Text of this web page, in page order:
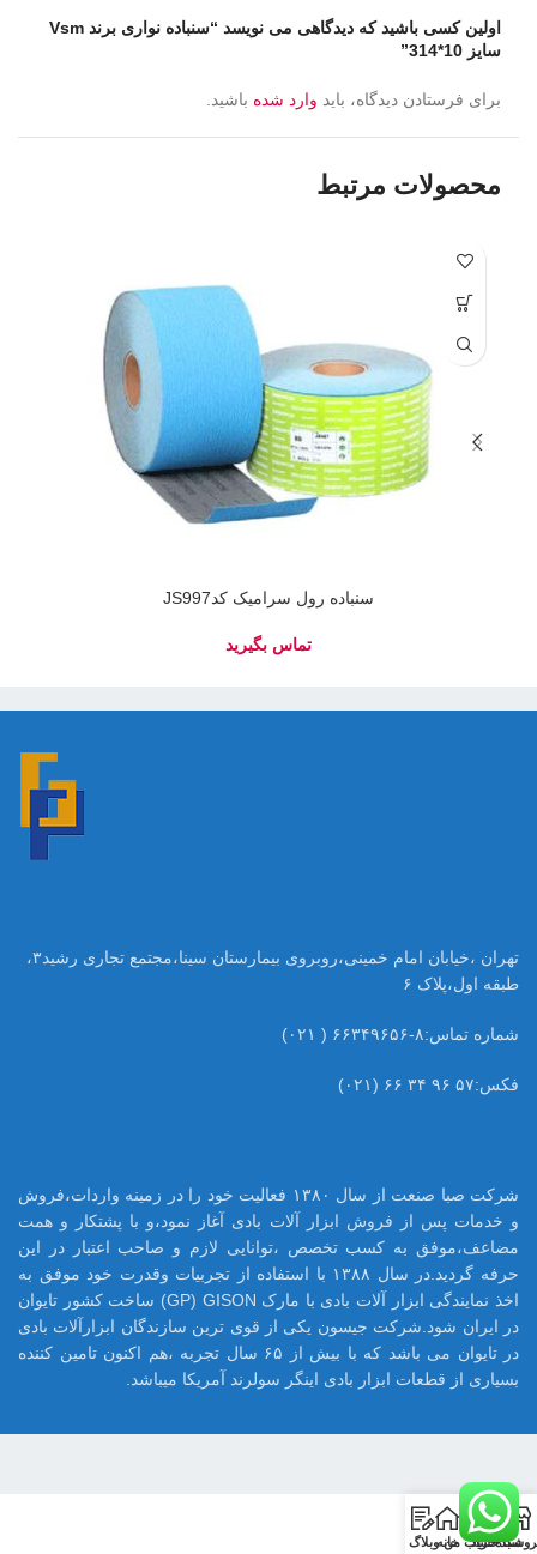
اولین کسی باشید که دیدگاهی می نویسد “سنباده نواری برند Vsm
سایز 10*314”
برای فرستادن دیدگاه، باید وارد شده باشید.
محصولات مرتبط
سنباده رول سرامیک کدJS997
تهران ،خیابان امام خمینی،روبروی بیمارستان سینا،مجتمع تجاری رشید۳،
طبقه اول،پلاک ۶
شماره تماس:۸-۶۶۳۴۹۶۵۶ ( ۰۲۱)
فکس:۵۷ ۹۶ ۳۴ ۶۶ (۰۲۱)
شرکت صبا صنعت از سال ۱۳۸۰ فعالیت خود را در زمینه واردات،فروش
و خدمات پس از فروش ابزار آلات بادی آغاز نمود،و با پشتکار و همت
مضاعف،موفق به کسب تخصص ،توانایی لازم و صاحب اعتبار در این
حرفه گردید.در سال ۱۳۸۸ با استفاده از تجربیات وقدرت خود موفق به
اخذ نمایندگی ابزار آلات بادی با مارک GP) GISON) ساخت کشور تایوان
در ایران شود.شرکت جیسون یکی از قوی ترین سازندگان ابزارآلات بادی
در تایوان می باشد که با بیش از ۶۵ سال تجربه ،هم اکنون تامین کننده
بسیاری از قطعات ابزار بادی اینگر سولرند آمریکا میباشد.
سبد خرید
حساب من
خانهوبلاگ